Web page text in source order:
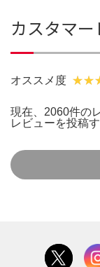
カスタマ
オススメ度
現在、2060件の
レビューを投稿